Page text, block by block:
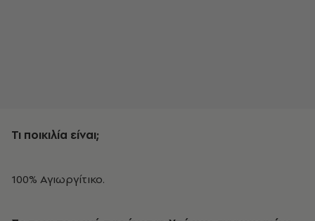
Τι ποικιλία είναι;
100% Αγιωργίτικο.